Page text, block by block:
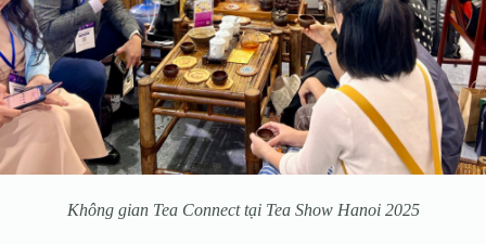
Không gian Tea Connect tại Tea Show Hanoi 2025